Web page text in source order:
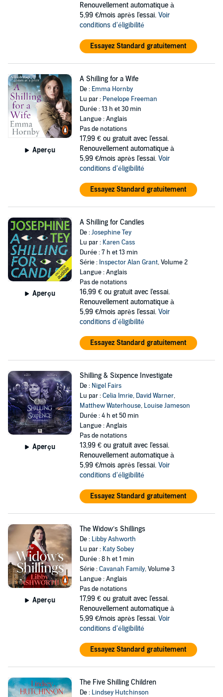
Renouvellement automatique à
5,99 €/mois après l'essai. Voir
conditions d'éligibilité
Essayez Standard gratuitement
Aperçu
A Shilling for a Wife
De : Emma Hornby
Lu par : Penelope Freeman
Durée : 13 h et 30 min
Langue : Anglais
Pas de notations
17,99 € ou gratuit avec l'essai.
Renouvellement automatique à
5,99 €/mois après l'essai. Voir
conditions d'éligibilité
Essayez Standard gratuitement
Aperçu
A Shilling for Candles
De :Josephine Tey
Lu par : Karen Cass
Durée : 7 h et 13 min
Série : Inspector Alan Grant, Volume 2
Langue : Anglais
Pas de notations
16,99 € ou gratuit avec l'essai.
Renouvellement automatique à
5,99 €/mois après l'essai. Voir
conditions d'éligibilité
Essayez Standard gratuitement
Aperçu
Shilling & Sixpence Investigate
De : Nigel Fairs
Lu par :Celia Imrie, David Warner,
Matthew Waterhouse, Louise Jameson
Durée : 4 h et 50 min
Langue : Anglais
Pas de notations
13,99 € ou gratuit avec l'essai.
Renouvellement automatique à
5,99 €/mois après l'essai. Voir
conditions d'éligibilité
Essayez Standard gratuitement
Aperçu
The Widow’s Shillings
De : Libby Ashworth
Lu par : Katy Sobey
Durée : 8 h et 1 min
Série :Cavanah Family, Volume 3
Langue : Anglais
Pas de notations
17,99 € ou gratuit avec l'essai.
Renouvellement automatique à
5,99 €/mois après l'essai. Voir
conditions d'éligibilité
Essayez Standard gratuitement
The Five Shilling Children
De : Lindsey Hutchinson